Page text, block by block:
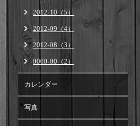
2012-10（5）
2012-09（4）
2012-08（3）
0000-00（2）
カレンダー
写真